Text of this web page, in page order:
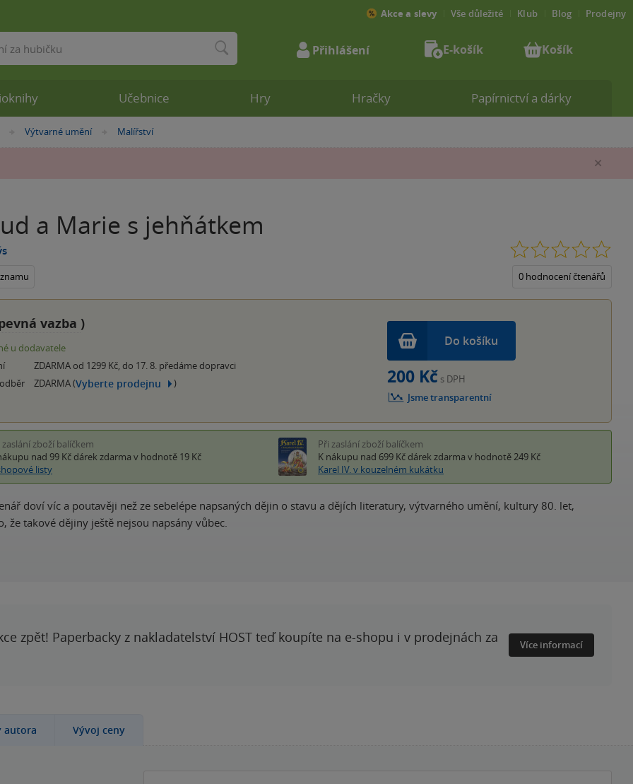
»
Výtvarné umění »
Malířství
a Marie s jehňátkem
0 hodnocení čtenářů
vazba )
u dodavatele
ZDARMA od 1299 Kč, do 17. 8. předáme dopravci
ZDARMA (Vyberte prodejnu )
Do košíku
200 Kč s DPH
Jsme transparentní
zaslání zboží balíčkem
nad 99 Kč dárek zdarma v hodnotě 19 Kč
listy
Při zaslání zboží balíčkem
K nákupu nad 699 Kč dárek zdarma v hodnotě 249 Kč
Karel IV. v kouzelném kukátku
doví víc a poutavěji než ze sebelépe napsaných dějin o stavu a dějích literatury, výtvarného umění, kultury 80. let,
že takové dějiny ještě nejsou napsány vůbec.
zpět! Paperbacky z nakladatelství HOST teď koupíte na e-shopu i v prodejnách za
Více informací
autora Vývoj ceny
Učebnice Hry Hračky Papírnictví a dárky
Akce a slevy Vše důležité Klub Blog Prodejny
Přihlášení E-košík Košík